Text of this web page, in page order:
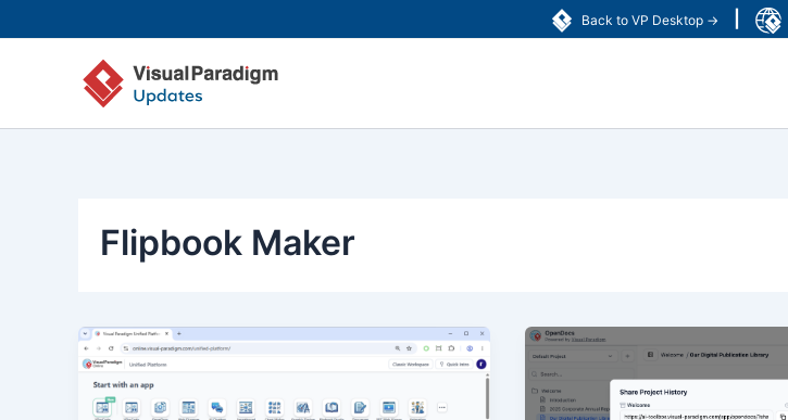
Back to VP Desktop →
to
Flipbook Maker